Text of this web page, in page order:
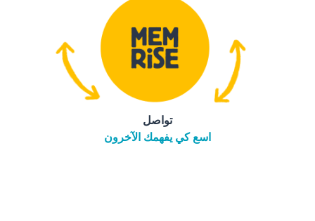
تواصل
اسع كي يفهمك الآخرون